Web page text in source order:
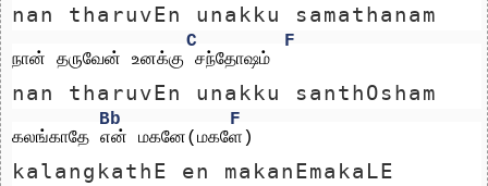
nan tharuvEn unakku samathanam
C
F
நான் தருவேன் உனக்கு சந்தோஷம்
nan tharuvEn unakku santhOsham
Bb
F
கலங்காதே என் மகனே(மகளே)
kalangkathE en makanEmakaLE